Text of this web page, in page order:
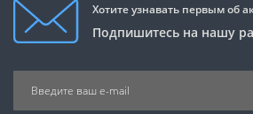
Хотите узнавать первым об
Подпишитесь на нашу